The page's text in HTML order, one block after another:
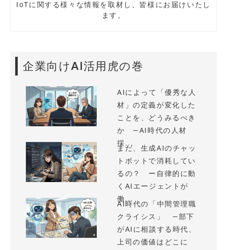
IoTに関する様々な情報を取材し、皆様にお届けいたし
ます。
企業向けAI活用虎の巻
AIによって「優秀な人
材」の定義が変化した
ことを、どうみるべき
か —AI時代の人材
採...
まだ、生成AIのチャッ
トボットで消耗してい
るの？ ー自律的に動
くAIエージェントが
働...
AI時代の「中間管理職
クライシス」 —部下
がAIに相談する時代、
上司の価値はどこに